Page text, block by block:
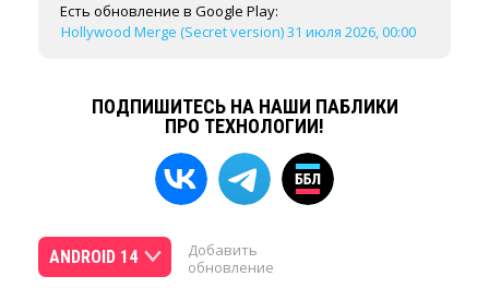
Есть обновление в Google Play:
Hollywood Merge (Secret version) 31 июля 2026, 00:00
ПОДПИШИТЕСЬ НА НАШИ ПАБЛИКИ
ПРО ТЕХНОЛОГИИ!
ANDROID 14
Добавить
обновление